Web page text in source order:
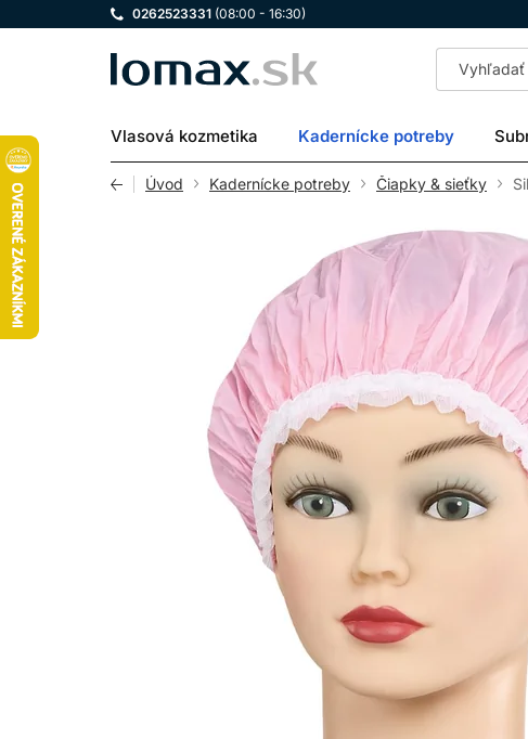
0262523331 (08:00 - 16:30)
LOMAX
Vlasová kozmetika Kadernícke potreby
Úvod Kadernícke potreby Čiapky & sieťky